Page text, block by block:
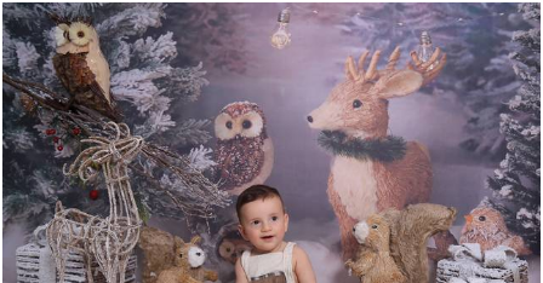
599 0